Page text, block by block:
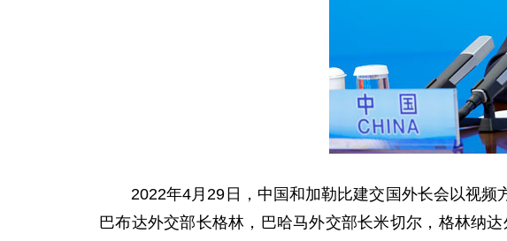
2022年4月29日，中国和加勒比建交国外长会以视
巴布达外交部长格林，巴哈马外交部长米切尔，格林纳